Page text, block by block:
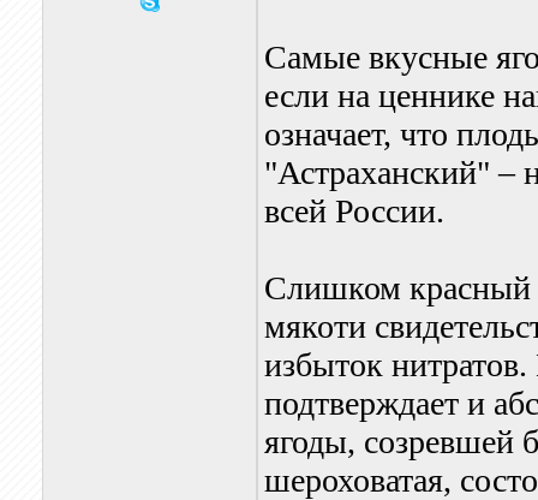
Самые вкусные
если на ценнике
означает, что
"Астраханский" –
всей России.
Слишком красный
мякоти
избыток
подтверждает и
ягоды, созревшей
шероховатая,